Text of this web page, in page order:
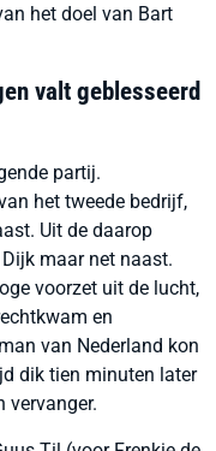
het doel van Bart
valt geblesseerd
partij.
het tweede bedrijf,
Uit de daarop
maar net naast.
voorzet uit de lucht,
en
van Nederland kon
dik tien minuten later
vervanger.